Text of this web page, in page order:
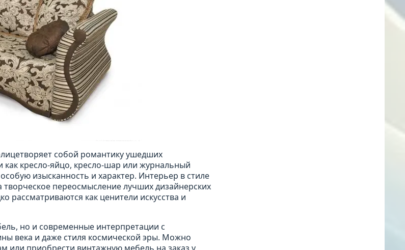
собой романтику ушедших
кресло-яйцо, кресло-шар или журнальный
изысканность и характер. Интерьер в стиле
переосмысление лучших дизайнерских
рассматриваются как ценители искусства и
но и современные интерпретации с
века и даже стиля космической эры. Можно